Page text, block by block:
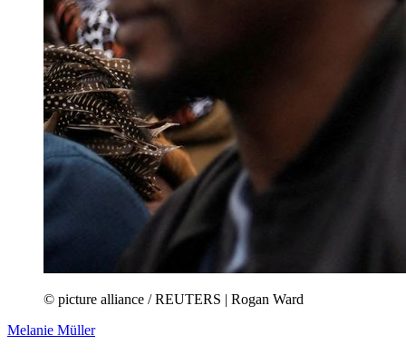
© picture alliance / REUTERS | Rogan Ward
Melanie Müller